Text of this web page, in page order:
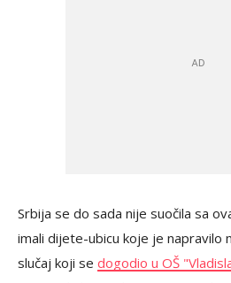
Srbija se do sada nije suočila sa
imali dijete-ubicu koje je napravilo
slučaj koji se dogodio u OŠ